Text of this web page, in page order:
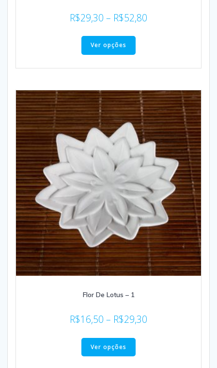
R$29,30 – R$52,80
Ver opções
Flor De Lotus – 1
R$16,50 – R$29,30
Ver opções